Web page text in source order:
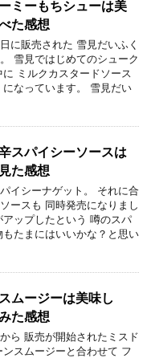
ミーもちシューは美
た感想
に販売された 雪見だいふく
雪見ではじめてのシューク
ミルクカスタードソース
なっています。 雪見だい
スパイシーソースは
た感想
イシーナゲット。 それに合
ースも 同時発売になりまし
ップしたという 噂のスパ
たまにはいいかな？と思い
ムージーは美味し
た感想
ら 販売が開始されたミスド
スムージーと合わせて フ